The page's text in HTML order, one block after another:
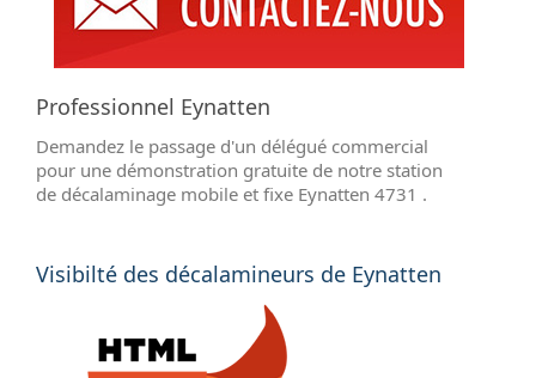
Professionnel Eynatten
Demandez le passage d'un délégué commercial
pour une démonstration gratuite de notre station
de décalaminage mobile et fixe Eynatten 4731 .
Visibilté des décalamineurs de Eynatten